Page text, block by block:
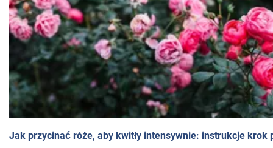
Jak przycinać róże, aby kwitły intensywnie: instrukcje krok